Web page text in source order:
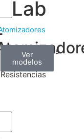
Claromizadores
Ver
modelos
Reconstruíveis
Ver
modelos
Resistencias
Ver
modelos
Lab